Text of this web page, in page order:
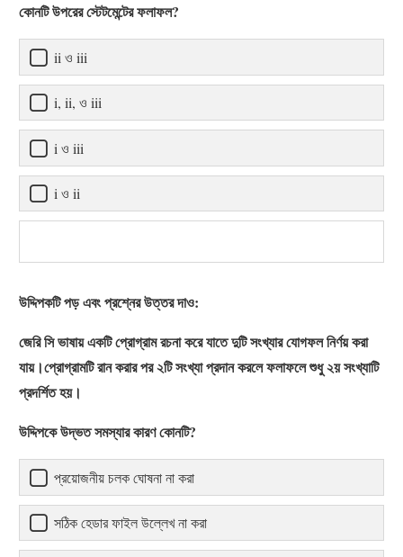
কোনটি উপরের স্টেটমেন্টের ফলাফল?
ii ও iii
i, ii, ও iii
i ও iii
i ও ii
উদ্দিপকটি পড় এবং প্রশ্নের উত্তর দাও:
জেরি সি ভাষায় একটি প্রোগ্রাম রচনা করে যাতে দুটি সংখ্যার যোগফল নির্ণয় করা
যায়।প্রোগ্রামটি রান করার পর ২টি সংখ্যা প্রদান করলে ফলাফলে শুধু ২য় সংখ্যাটি
প্রদর্শিত হয়।
উদ্দিপকে উদ্ভত সমস্যার কারণ কোনটি?
প্রয়োজনীয় চলক ঘোষনা না করা
সঠিক হেডার ফাইল উল্লেখ না করা